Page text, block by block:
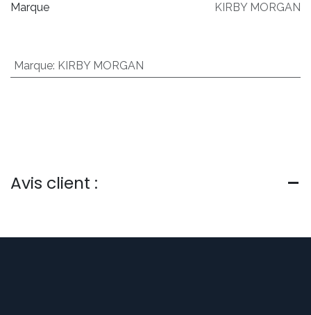
Marque KIRBY MORGAN
Marque: KIRBY MORGAN
Avis client :